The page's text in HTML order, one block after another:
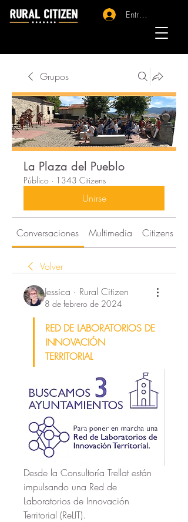
Entrar - Registro
Grupos
La Plaza del Pueblo
Público · 1343 Citizens
Unirse
Conversaciones Multimedia Citizens
Volver
Jessica · Rural Citizen
8 de febrero de 2024
RED DE LABORATORIOS DE
INNOVACIÓN
TERRITORIAL
Desde la Consultoría Trellat están
impulsando una Red de
Laboratorios de Innovación
Territorial (ReLIT).